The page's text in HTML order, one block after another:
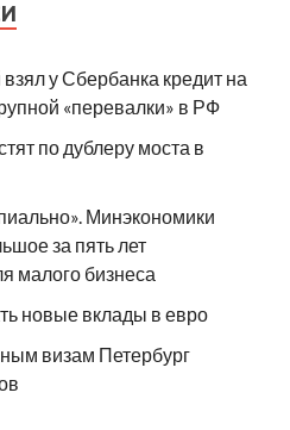
у Сбербанка кредит на
«перевалки» в РФ
по дублеру моста в
Минэкономики
за пять лет
малого бизнеса
новые вклады в евро
визам Петербург